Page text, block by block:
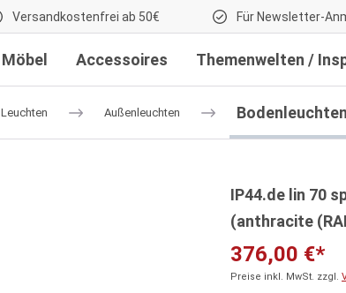
Versandkostenfrei ab 50€ Für Newsletter-
Möbel Accessoires Themenwelten /
Leuchten Außenleuchten
IP44.de lin 70
(anthracite
376,00 €*
Preise inkl. MwSt. zzgl.